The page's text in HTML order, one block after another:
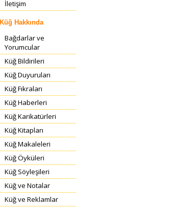
İletişim
Küğ Hakkında
Bağdarlar ve
Yorumcular
Küğ Bildirileri
Küğ Duyuruları
Küğ Fıkraları
Küğ Haberleri
Küğ Karikatürleri
Küğ Kitapları
Küğ Makaleleri
Küğ Öyküleri
Küğ Söyleşileri
Küğ ve Notalar
Küğ ve Reklamlar